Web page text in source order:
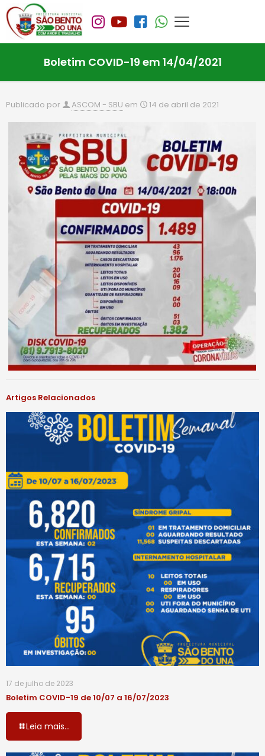
Boletim COVID-19 em 14/04/2021
Publicado por ASCOM - SBU em 14 de abril de 2021
Artigos Relacionados
17 de julho de 2023
Boletim COVID-19 de 10/07 a 16/07/2023
Leia mais...